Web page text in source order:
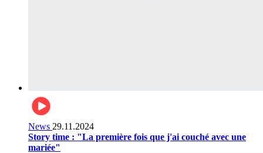
News 29.11.2024
Story time : "La première fois que j'ai couché avec une
mariée"